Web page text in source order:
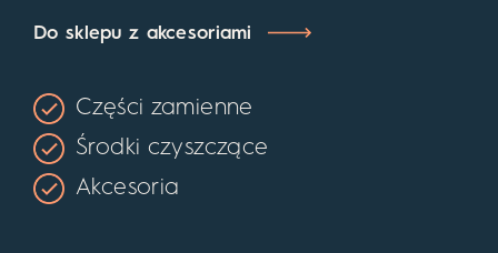
Do sklepu z akcesoriami
Części zamienne
Środki czyszczące
Akcesoria